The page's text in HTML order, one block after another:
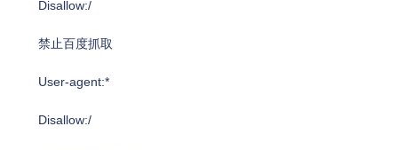
Disallow:/
禁止百度抓取
User-agent:*
Disallow:/